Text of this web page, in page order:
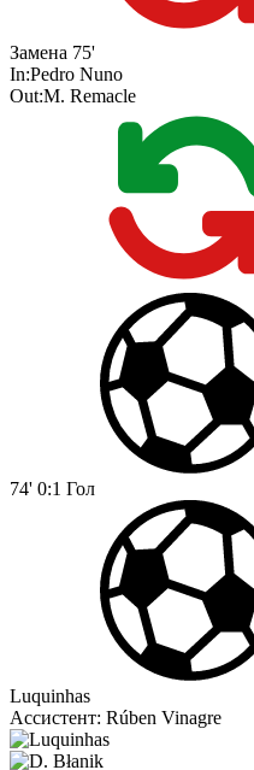
Замена 75'
In:Pedro Nuno
Out:M. Remacle
74' 0:1 Гол
Luquinhas
Ассистент: Rúben Vinagre